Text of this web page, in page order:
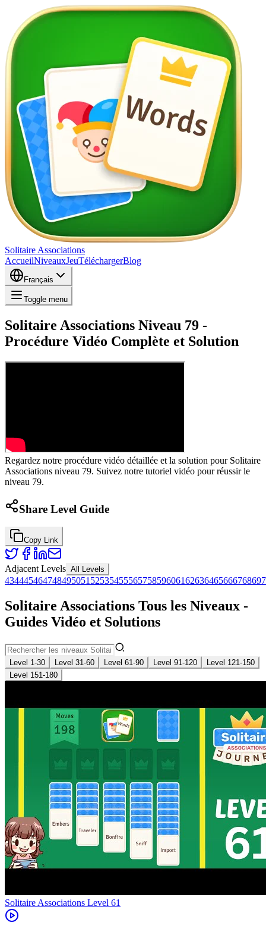
Solitaire Associations
AccueilNiveauxJeuTéléchargerBlog
Français
Toggle menu
Solitaire Associations Niveau 79 -
Procédure Vidéo Complète et Solution
Regardez notre procédure vidéo détaillée et la solution pour Solitaire
Associations niveau 79. Suivez notre tutoriel vidéo pour réussir le
niveau 79.
Share Level Guide
Copy Link
Adjacent Levels All Levels
434445464748495051 525354555657585960616263646566676869
Solitaire Associations Tous les Niveaux -
Guides Vidéo et Solutions
Level 1-30 Level 31-60 Level 61-90 Level 91-120
Level 121-150
Level 151-180
Level 61